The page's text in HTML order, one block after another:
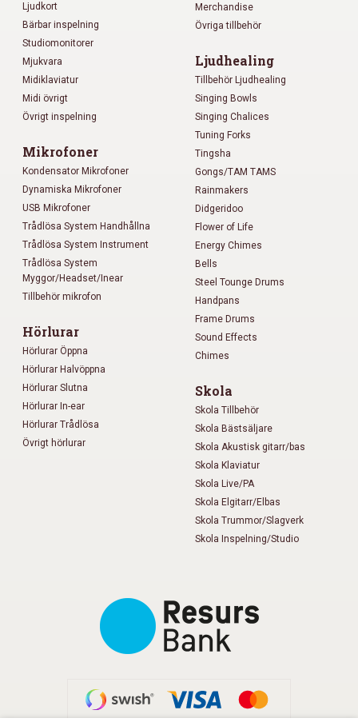
Ljudkort
Bärbar inspelning
Studiomonitorer
Mjukvara
Midiklaviatur
Midi övrigt
Övrigt inspelning
Mikrofoner
Kondensator Mikrofoner
Dynamiska Mikrofoner
USB Mikrofoner
Trådlösa System Handhållna
Trådlösa System Instrument
Trådlösa System
Myggor/Headset/Inear
Tillbehör mikrofon
Hörlurar
Hörlurar Öppna
Hörlurar Halvöppna
Hörlurar Slutna
Hörlurar In-ear
Hörlurar Trådlösa
Övrigt hörlurar
Merchandise
Övriga tillbehör
Ljudhealing
Tillbehör Ljudhealing
Singing Bowls
Singing Chalices
Tuning Forks
Tingsha
Gongs/TAM TAMS
Rainmakers
Didgeridoo
Flower of Life
Energy Chimes
Bells
Steel Tounge Drums
Handpans
Frame Drums
Sound Effects
Chimes
Skola
Skola Tillbehör
Skola Bästsäljare
Skola Akustisk gitarr/bas
Skola Klaviatur
Skola Live/PA
Skola Elgitarr/Elbas
Skola Trummor/Slagverk
Skola Inspelning/Studio